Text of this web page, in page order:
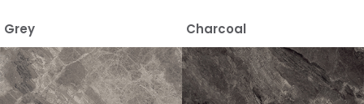
Grey Charcoal